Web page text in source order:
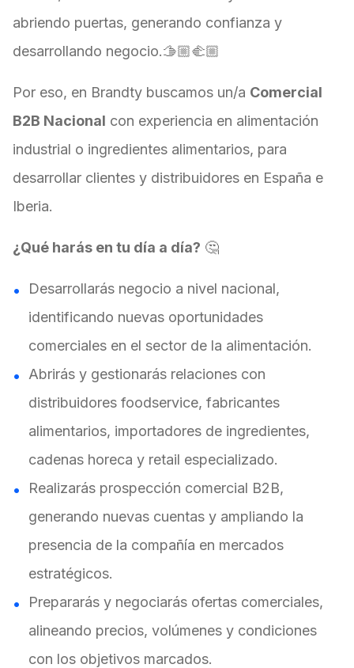
abriendo puertas, generando confianza y
desarrollando negocio.🫱🏼‍🫲🏼
Por eso, en Brandty buscamos un/a Comercial
B2B Nacional con experiencia en alimentación
industrial o ingredientes alimentarios, para
desarrollar clientes y distribuidores en España e
Iberia.
¿Qué harás en tu día a día? 🤔
Desarrollarás negocio a nivel nacional,
identificando nuevas oportunidades
comerciales en el sector de la alimentación.
Abrirás y gestionarás relaciones con
distribuidores foodservice, fabricantes
alimentarios, importadores de ingredientes,
cadenas horeca y retail especializado.
Realizarás prospección comercial B2B,
generando nuevas cuentas y ampliando la
presencia de la compañía en mercados
estratégicos.
Prepararás y negociarás ofertas comerciales,
alineando precios, volúmenes y condiciones
con los objetivos marcados.